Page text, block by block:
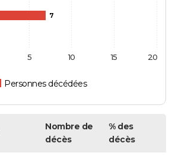
7
Personnes décédées
5 10 15 20
Nombre de
décès
% des
décès